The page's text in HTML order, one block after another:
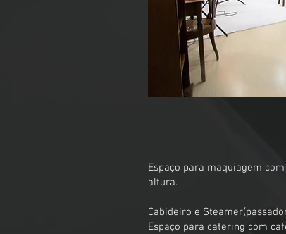
Espaço para maquiagem
altura.
Cabideiro e
Espaço para catering com